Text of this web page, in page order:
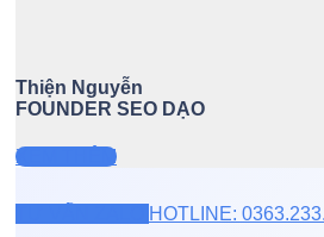
Thiện Nguyễn
FOUNDER SEO DẠO
XEM THÊM
HOTLINE: